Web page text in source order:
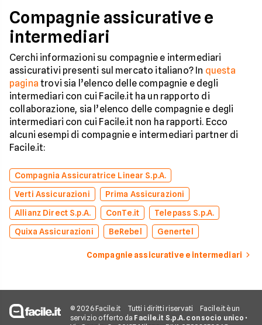
Compagnie assicurative e
intermediari
Cerchi informazioni su compagnie e intermediari
assicurativi presenti sul mercato italiano? In questa
pagina trovi sia l’elenco delle compagnie e degli
intermediari con cui Facile.it ha un rapporto di
collaborazione, sia l’elenco delle compagnie e degli
intermediari con cui Facile.it non ha rapporti. Ecco
alcuni esempi di compagnie e intermediari partner di
Facile.it:
Compagnia Assicuratrice Linear S.p.A.
Verti Assicurazioni
Prima Assicurazioni
Allianz Direct S.p.A.
ConTe.it
Telepass S.p.A.
Quixa Assicurazioni
BeRebel Genertel
Compagnie assicurative e intermediari
© 2026 Facile.it Tutti i diritti riservati
Facile.it è un
servizio offerto da Facile.it S.p.A. con socio unico •